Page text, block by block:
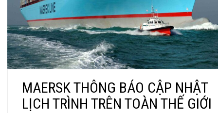
MAERSK THÔNG BÁO CẬP NHẬT
LỊCH TRÌNH TRÊN TOÀN THẾ GIỚI